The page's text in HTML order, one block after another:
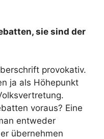
sie sind der
provokativ.
ja als Höhepunkt
voraus? Eine
entweder
übernehmen